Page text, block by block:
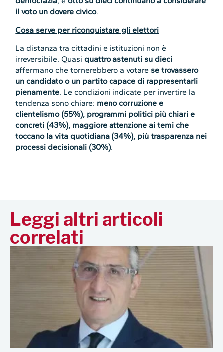
il voto un dovere civico.
Cosa serve per riconquistare gli elettori
La distanza tra cittadini e istituzioni non è
irreversibile. Quasiquattro astenuti su dieci
affermano che tornerebbero a votare se trovassero
un candidato o un partito capace di rappresentarli
pienamente. Le condizioni indicate per invertire la
tendenza sono chiare: meno corruzione e
clientelismo (55%), programmi politici più chiari e
concreti (43%), maggiore attenzione ai temi che
toccano la vita quotidiana (34%), più trasparenza nei
processi decisionali (30%).
Leggi altri articoli
correlati